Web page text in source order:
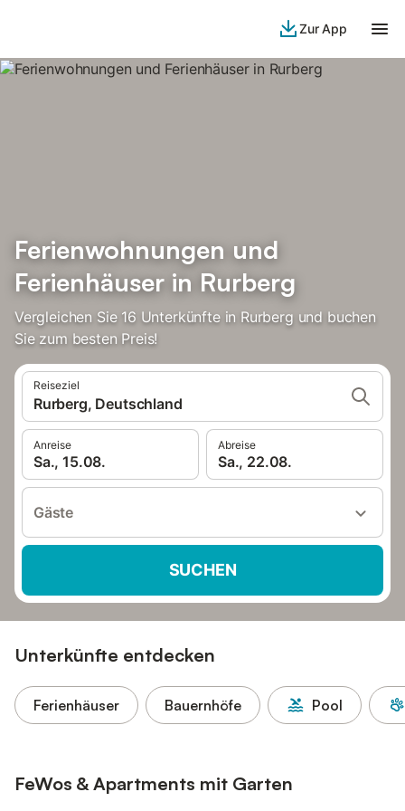
Zur App
Ferienwohnungen und
Ferienhäuser in Rurberg
Vergleichen Sie 16 Unterkünfte in Rurberg und buchen
Sie zum besten Preis!
Reiseziel
Rurberg, Deutschland
Anreise
Sa., 15.08.
Abreise
Sa., 22.08.
Gäste
SUCHEN
Unterkünfte entdecken
Ferienhäuser Bauernhöfe Pool
FeWos & Apartments mit Garten